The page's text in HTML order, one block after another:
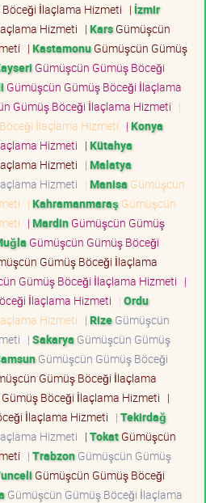
İlaçlama Hizmeti | İzmir
Hizmeti | KarsGümüşcün
| KastamonuGümüşcün Gümüş
Gümüşcün Gümüş Böceği
Gümüşcün Gümüş Böceği İlaçlama
Gümüş Böceği İlaçlama Hizmeti |
İlaçlama Hizmeti | Konya
Hizmeti | Kütahya
Hizmeti | Malatya
Hizmeti | Manisa Gümüşcün
| Kahramanmaraş Gümüşcün
| MardinGümüşcün Gümüş
Gümüşcün Gümüş Böceği
Gümüş Böceği İlaçlama
Gümüş Böceği İlaçlama Hizmeti |
İlaçlama Hizmeti | Ordu
Hizmeti | RizeGümüşcün
| Sakarya Gümüşcün Gümüş
Gümüşcün Gümüş Böceği
Gümüş Böceği İlaçlama
Böceği İlaçlama Hizmeti |
İlaçlama Hizmeti | Tekirdağ
Hizmeti | TokatGümüşcün
| TrabzonGümüşcün Gümüş
Gümüşcün Gümüş Böceği
Gümüşcün Gümüş Böceği İlaçlama